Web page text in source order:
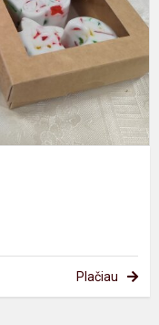
Plačiau